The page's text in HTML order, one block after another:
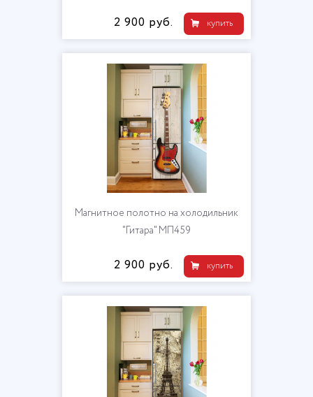
купить
2 900 руб.
Магнитное полотно на холодильник
"Гитара" МП459
купить
2 900 руб.